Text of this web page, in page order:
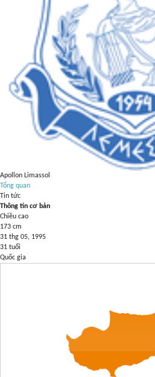
Apollon Limassol
Tổng quan
Tin tức
Thông tin cơ bản
Chiều cao
173 cm
31 thg 05, 1995
31 tuổi
Quốc gia